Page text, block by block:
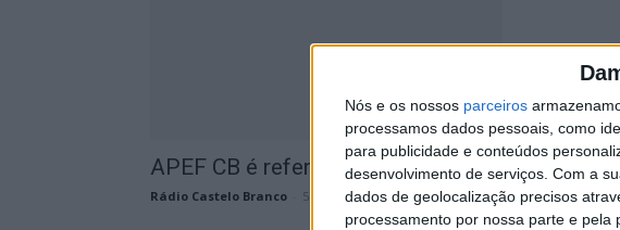
Nós e os nossos parceiros
processamos dados pessoais, como
para publicidade e conteúdos
desenvolvimento de serviços. Com a
dados de geolocalização precisos
processamento por nossa parte e
APEF CB é referência nacional
Rádio Castelo Branco 5 de Setembro, 2023 0